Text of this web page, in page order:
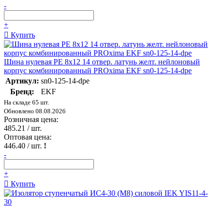
-
+
Купить
Шина нулевая PE 8х12 14 отвер. латунь желт. нейлоновый
корпус комбинированный PROxima EKF sn0-125-14-dpe
Артикул: sn0-125-14-dpe
Бренд:
EKF
На складе 65 шт.
Обновлено 08.08.2026
Розничная цена:
485.21 / шт.
Оптовая цена:
446.40 / шт. !
-
+
Купить